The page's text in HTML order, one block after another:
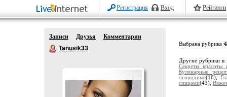
Регистрация Вход Рейтинги
Записи Друзья
Комментарии
Tanusik33
Выбрана рубрика
Другие рубрики в
Секреты красоты
Кулинарные
огородные(16),
спицами(43),